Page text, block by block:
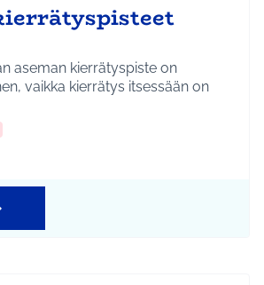
aseman kierrätyspiste on
vaikka kierrätys itsessään on
mukaan: Jokela